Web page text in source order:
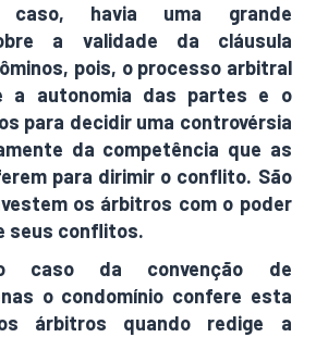
caso, havia uma grande
a validade da cláusula
, pois, o processo arbitral
a autonomia das partes e o
para decidir uma controvérsia
da competência que as
para dirimir o conflito. São
os árbitros com o poder
seus conflitos.
caso da convenção de
o condomínio confere esta
árbitros quando redige a